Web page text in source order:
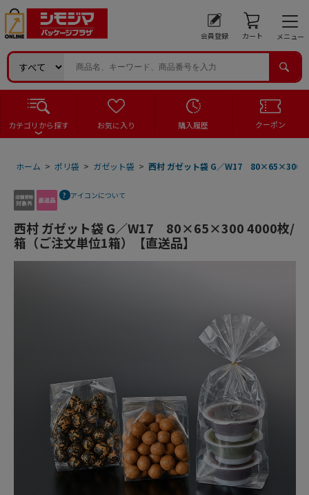
会員登録 カート メニュー
カテゴリから探す お気に入り 購入履歴 クーポン
ホーム > ポリ袋 > ガゼット袋 > 西村 ガゼット袋 G／W17 80×65×300
アイコンについて
西村 ガゼット袋 G／W17 80×65×300 4000枚/
箱（ご注文単位1箱）【直送品】